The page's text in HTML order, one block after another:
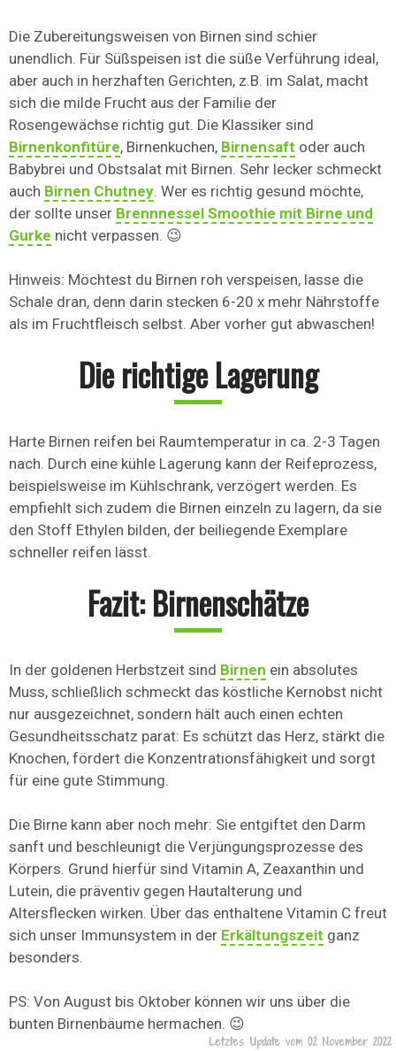
Die Zubereitungsweisen von Birnen sind schier
unendlich. Für Süßspeisen ist die süße Verführung ideal,
aber auch in herzhaften Gerichten, z.B. im Salat, macht
sich die milde Frucht aus der Familie der
Rosengewächse richtig gut. Die Klassiker sind
Birnenkonfitüre, Birnenkuchen, Birnensaft oder auch
Babybrei und Obstsalat mit Birnen. Sehr lecker schmeckt
auch Birnen Chutney. Wer es richtig gesund möchte,
der sollte unser Brennnessel Smoothie mit Birne und
Gurke nicht verpassen. 😉
Hinweis: Möchtest du Birnen roh verspeisen, lasse die
Schale dran, denn darin stecken 6-20 x mehr Nährstoffe
als im Fruchtfleisch selbst. Aber vorher gut abwaschen!
Die richtige Lagerung
Harte Birnen reifen bei Raumtemperatur in ca. 2-3 Tagen
nach. Durch eine kühle Lagerung kann der Reifeprozess,
beispielsweise im Kühlschrank, verzögert werden. Es
empfiehlt sich zudem die Birnen einzeln zu lagern, da sie
den Stoff Ethylen bilden, der beiliegende Exemplare
schneller reifen lässt.
Fazit: Birnenschätze
In der goldenen Herbstzeit sind Birnen ein absolutes
Muss, schließlich schmeckt das köstliche Kernobst nicht
nur ausgezeichnet, sondern hält auch einen echten
Gesundheitsschatz parat: Es schützt das Herz, stärkt die
Knochen, fördert die Konzentrationsfähigkeit und sorgt
für eine gute Stimmung.
Die Birne kann aber noch mehr: Sie entgiftet den Darm
sanft und beschleunigt die Verjüngungsprozesse des
Körpers. Grund hierfür sind Vitamin A, Zeaxanthin und
Lutein, die präventiv gegen Hautalterung und
Altersflecken wirken. Über das enthaltene Vitamin C freut
sich unser Immunsystem in der Erkältungszeit ganz
besonders.
PS: Von August bis Oktober können wir uns über die
bunten Birnenbäume hermachen. 😉
Letztes Update vom 02 November 2022